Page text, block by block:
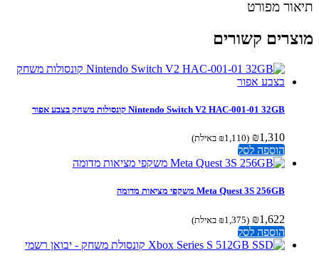
מפורט
קשורים
Nintendo Switch V2 HAC-001-01 32GB קונסולות משחק בצבע אפור
₪1,310
(
₪1,110 באילת)
הוספה לסל
Meta Quest 3S 256GB משקפי מציאות מדומה
₪1,622
(
₪1,375 באילת)
הוספה לסל